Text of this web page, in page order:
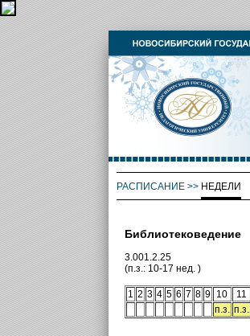
РАСПИСАНИЕ>> НЕДЕЛИ
Библиотековедение
3.001.2.25
(п.з.: 10-17 нед. )
1 2 3 4 5 6 7 8 9 10 11
п.з. п.з.